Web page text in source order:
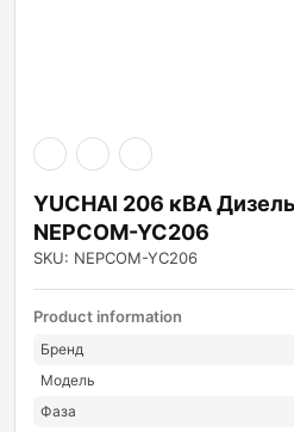
YUCHAI 206 кВА
NEPCOM-YC206
SKU: NEPCOM-YC206
Product information
Бренд
Модель
Фаза